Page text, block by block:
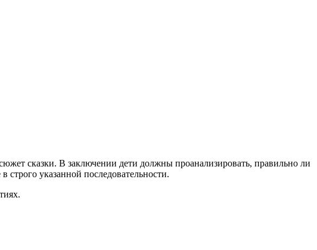
сказки. В заключении дети должны проанализировать, правильно ли
строго указанной последовательности.